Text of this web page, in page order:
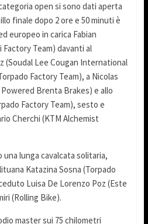
open si sono dati aperta
finale dopo 2 ore e 50 minuti è
europeo in carica Fabian
Team) davanti al
(Soudal Lee Cougan International
Factory Team), a Nicolas
Brenta Brakes) e allo
Factory Team), sesto e
Cherchi (KTM Alchemist
una lunga cavalcata solitaria,
Katazina Sosna (Torpado
Luisa De Lorenzo Poz (Este
(Rolling Bike).
master sui 75 chilometri